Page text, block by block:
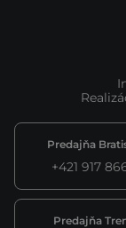
Predajňa
+421 917
Predajňa